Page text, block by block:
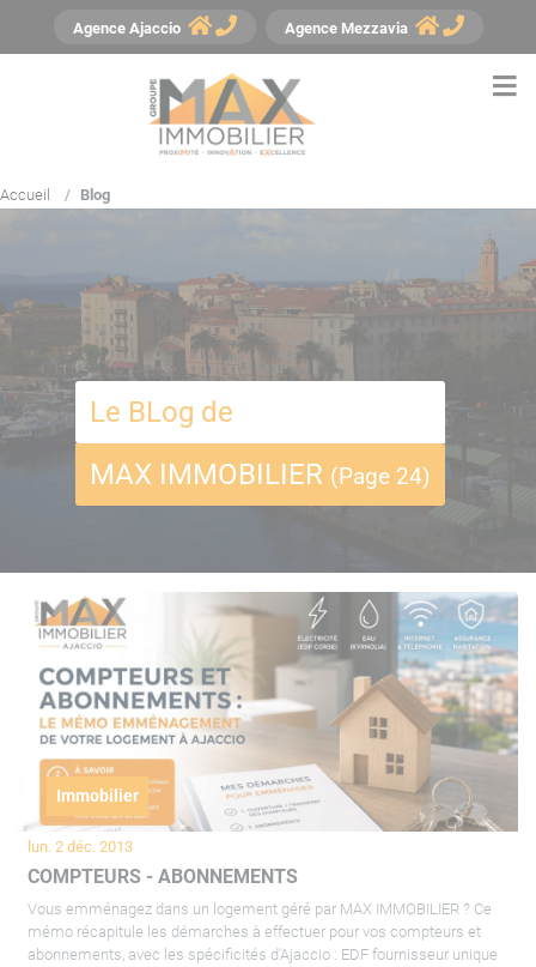
Agence Ajaccio Agence Mezzavia
Accueil Blog
Le BLog de
MAX IMMOBILIER (Page 24)
Immobilier
lun. 2 déc. 2013
COMPTEURS - ABONNEMENTS
Vous emménagez dans un logement géré par MAX IMMOBILIER ? Ce
mémo récapitule les démarches à effectuer pour vos compteurs et
abonnements, avec les spécificités d'Ajaccio : EDF fournisseur unique
Panneau de gestion des cookies